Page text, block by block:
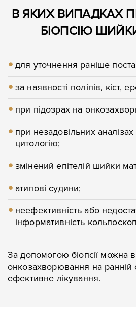
В ЯКИХ ВИПАДКАХ
БІОПСІЮ
для уточнення раніше
за наявності поліпів, кіст,
при підозрах на
при незадовільних
цитологію;
змінений епітелій шийки
атипові судини;
неефективність або
інформативність
За допомогою біопсії можна
онкозахворювання на ранній
ефективне лікування.